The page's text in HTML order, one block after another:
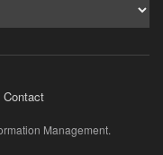
Contact
Management.